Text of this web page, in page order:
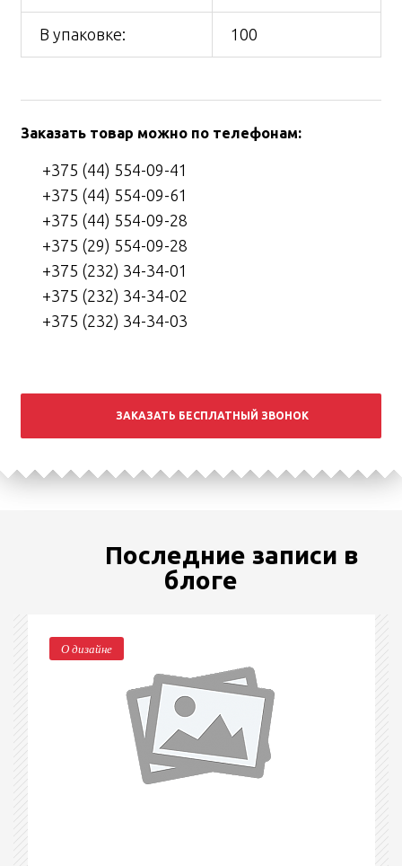
В упаковке: 100
Заказать товар можно по телефонам:
+375 (44) 554-09-41
+375 (44) 554-09-61
+375 (44) 554-09-28
+375 (29) 554-09-28
+375 (232) 34-34-01
+375 (232) 34-34-02
+375 (232) 34-34-03
ЗАКАЗАТЬ БЕСПЛАТНЫЙ ЗВОНОК
Последние записи в
блоге
О дизайне